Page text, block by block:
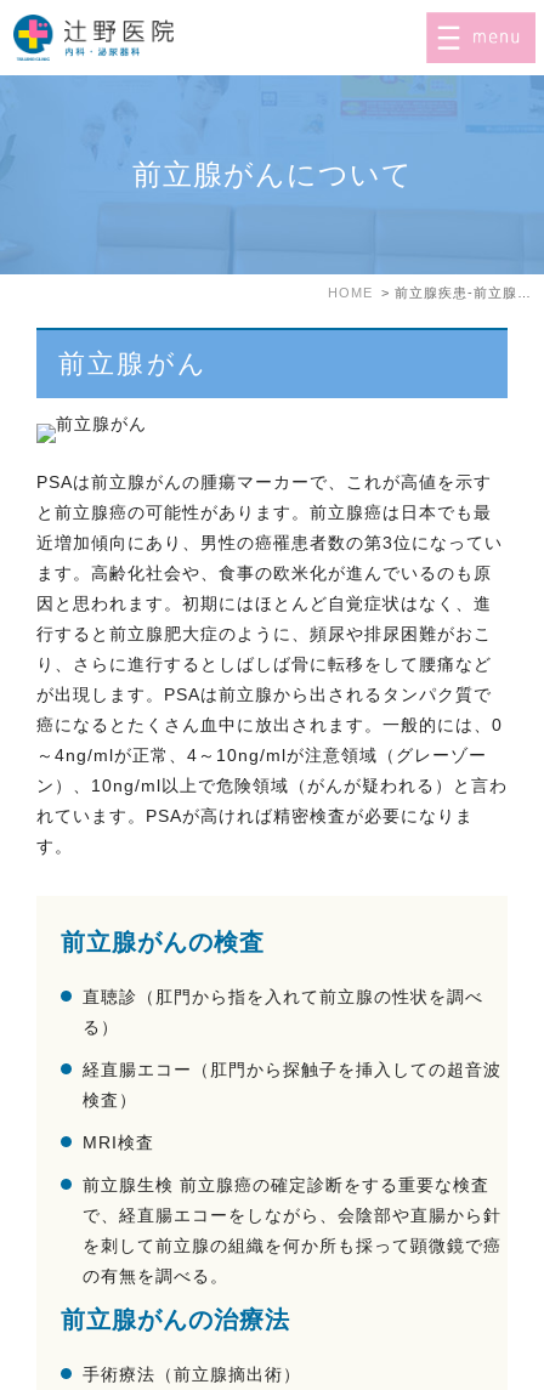
前立腺がんについて
HOME
前立腺がん
PSAは前立腺がんの腫瘍マーカーで、これが高値を示す
と前立腺癌の可能性があります。前立腺癌は日本でも最
近増加傾向にあり、男性の癌罹患者数の第3位になってい
ます。高齢化社会や、食事の欧米化が進んでいるのも原
因と思われます。初期にはほとんど自覚症状はなく、進
行すると前立腺肥大症のように、頻尿や排尿困難がおこ
り、さらに進行するとしばしば骨に転移をして腰痛など
が出現します。PSAは前立腺から出されるタンパク質で
癌になるとたくさん血中に放出されます。一般的には、0
～4ng/mlが正常、4～10ng/mlが注意領域（グレーゾー
ン）、10ng/ml以上で危険領域（がんが疑われる）と言わ
れています。PSAが高ければ精密検査が必要になりま
す。
前立腺がんの検査
直聴診（肛門から指を入れて前立腺の性状を調べ
る）
経直腸エコー（肛門から探触子を挿入しての超音波
検査）
MRI検査
前立腺生検 前立腺癌の確定診断をする重要な検査
で、経直腸エコーをしながら、会陰部や直腸から針
を刺して前立腺の組織を何か所も採って顕微鏡で癌
の有無を調べる。
前立腺がんの治療法
手術療法（前立腺摘出術）